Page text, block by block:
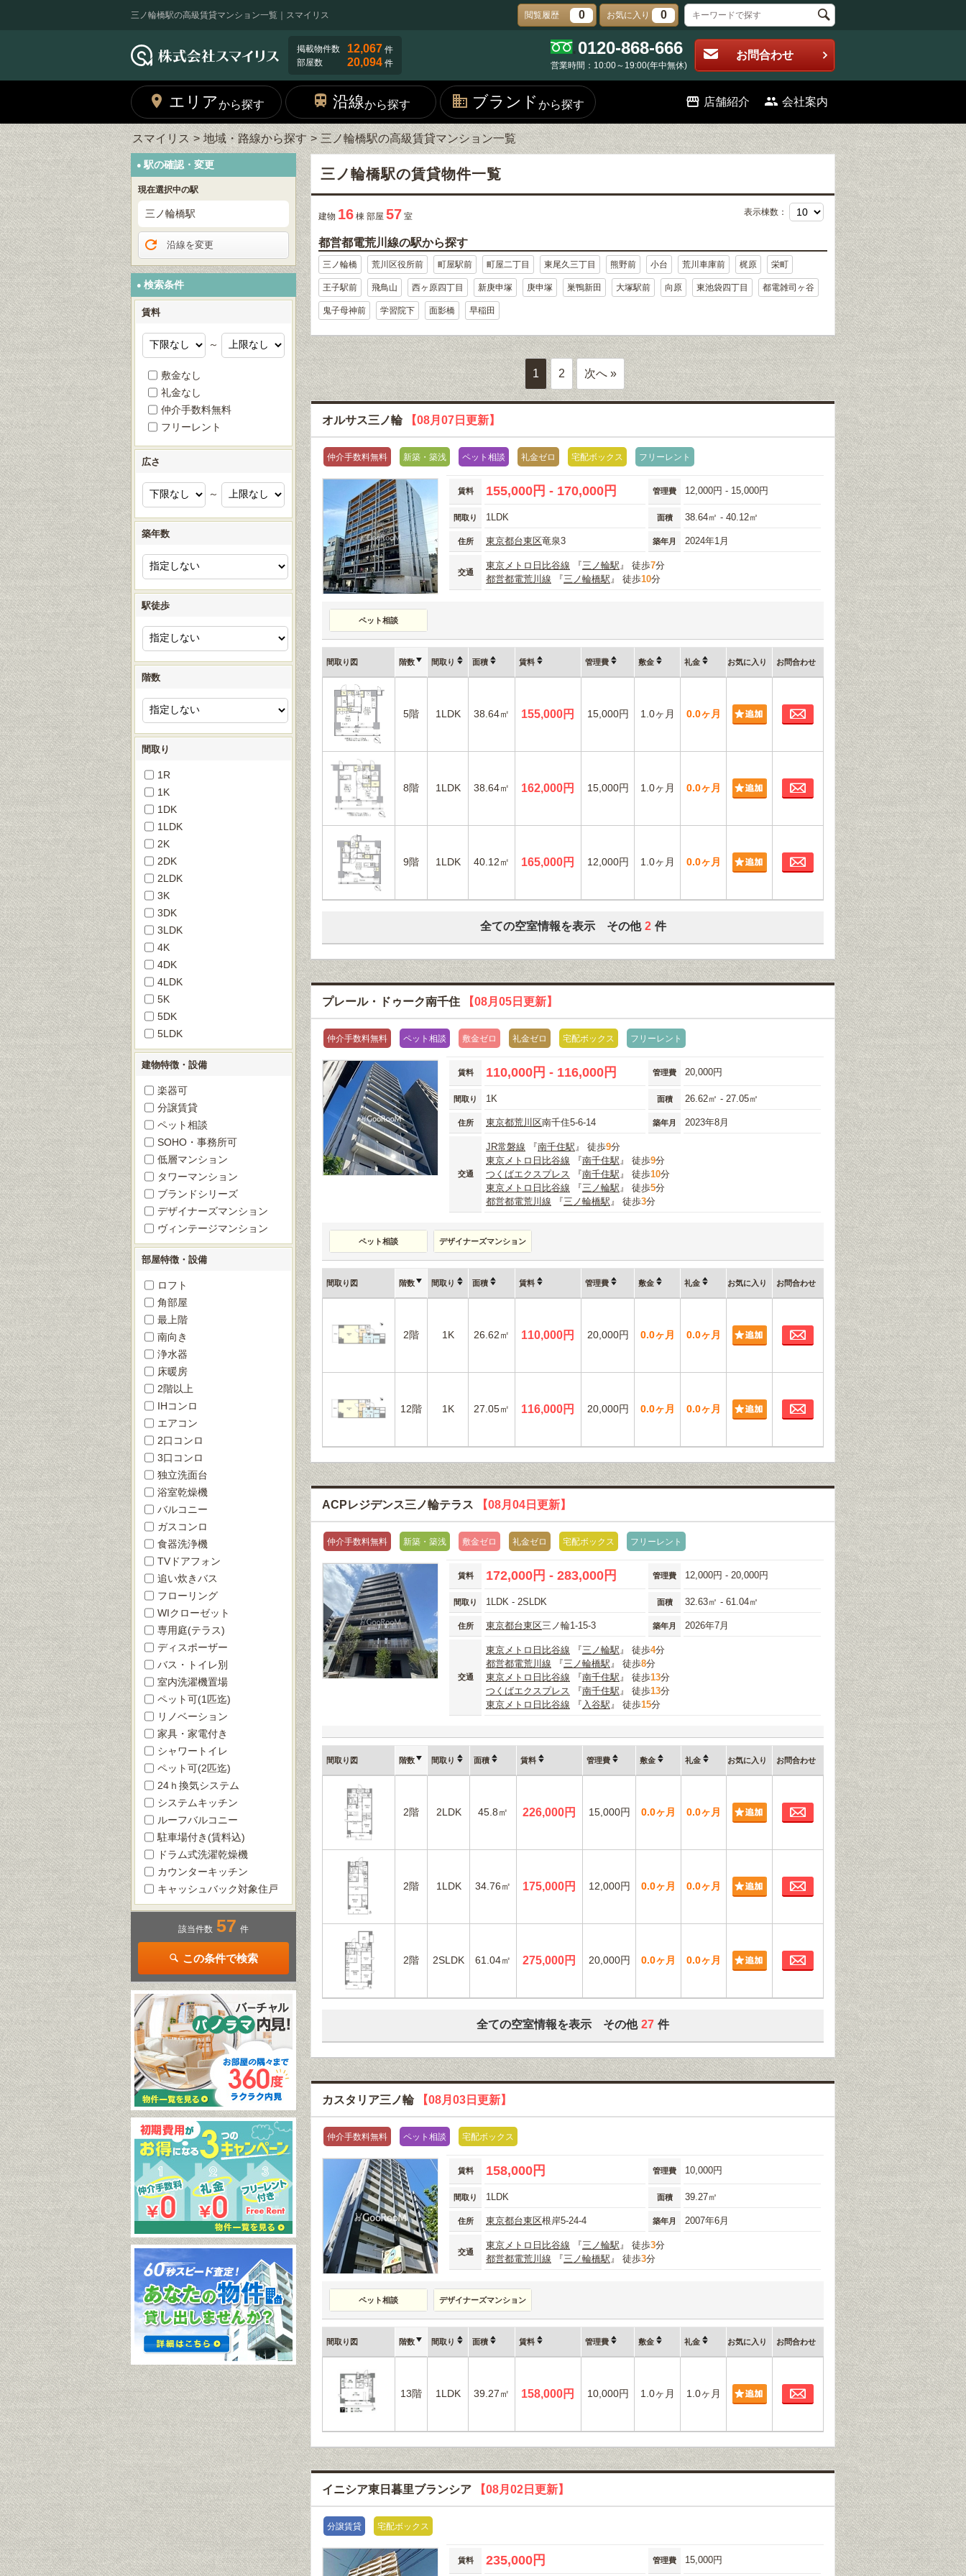
三ノ輪橋駅の高級賃貸マンション一覧｜スマイリス 閲覧履歴 0 お気に入り 0
掲載物件数 12,067 件
部屋数
20,094 件
0120-868-666
営業時間：10:00～19:00(年中無休)
お問合わせ
エリアから探す 沿線から探す ブランド から探す 店舗紹介 会社案内
スマイリス 地域・路線から探す 三ノ輪橋駅の高級賃貸マンション一覧
三ノ輪橋駅の賃貸物件一覧
建物 16 棟 部屋 57 室
都営都電荒川線の駅から探す
三ノ輪橋 荒川区役所前 町屋駅前 町屋二丁目 東尾久三丁目 熊野前 小台 荒川車庫前 梶原 栄町
王子駅前 飛鳥山 西ヶ原四丁目 新庚申塚 庚申塚 巣鴨新田 大塚駅前 向原 東池袋四丁目 都電雑司ヶ谷
鬼子母神前 学習院下 面影橋 早稲田
表示棟数：
1 2 次へ »
オルサス三ノ輪 【08月07日更新】
仲介手数料無料 新築・築浅 ペット相談 礼金ゼロ 宅配ボックス フリーレント
賃料 155,000円 - 170,000円 管理費 12,000円 - 15,000円
間取り 1LDK 面積 38.64㎡ - 40.12㎡
住所 東京都台東区竜泉3 築年月 2024年1月
交通
東京メトロ日比谷線 『三ノ輪駅 』 徒歩7分
都営都電荒川線 『三ノ輪橋駅 』 徒歩10分
ペット相談
間取り図 階数 間取り 面積 賃料 管理費 敷金 礼金 お気に入り お問合わせ
5階 1LDK 38.64㎡ 155,000円 15,000円 1.0ヶ月 0.0ヶ月 お問合わせ
8階 1LDK 38.64㎡ 162,000円 15,000円 1.0ヶ月 0.0ヶ月 お問合わせ
9階 1LDK 40.12㎡ 165,000円 12,000円 1.0ヶ月 0.0ヶ月 お問合わせ
全ての空室情報を表示 その他 2 件
プレール・ドゥーク南千住 【08月05日更新】
仲介手数料無料 ペット相談 敷金ゼロ 礼金ゼロ 宅配ボックス フリーレント
賃料 110,000円 - 116,000円 管理費 20,000円
間取り 1K 面積 26.62㎡ - 27.05㎡
住所 東京都荒川区南千住5-6-14 築年月 2023年8月
交通
JR常磐線 『南千住駅 』 徒歩9分
東京メトロ日比谷線 『南千住駅 』 徒歩9分
つくばエクスプレス
『南千住駅 』 徒歩10分
東京メトロ日比谷線 『三ノ輪駅 』 徒歩5分
都営都電荒川線 『三ノ輪橋駅 』 徒歩3分
ペット相談 デザイナーズマンション
間取り図 階数 間取り 面積 賃料 管理費 敷金 礼金 お気に入り お問合わせ
2階 1K 26.62㎡ 110,000円 20,000円 0.0ヶ月 0.0ヶ月 お問合わせ
12階 1K 27.05㎡ 116,000円 20,000円 0.0ヶ月 0.0ヶ月 お問合わせ
ACPレジデンス三ノ輪テラス 【08月04日更新】
仲介手数料無料 新築・築浅 敷金ゼロ 礼金ゼロ 宅配ボックス フリーレント
賃料 172,000円 - 283,000円 管理費 12,000円 - 20,000円
間取り 1LDK - 2SLDK 面積 32.63㎡ - 61.04㎡
住所 東京都台東区三ノ輪1-15-3 築年月 2026年7月
交通
東京メトロ日比谷線 『三ノ輪駅 』 徒歩4分
都営都電荒川線 『三ノ輪橋駅 』 徒歩8分
東京メトロ日比谷線 『南千住駅 』 徒歩13分
つくばエクスプレス
『南千住駅 』 徒歩13分
東京メトロ日比谷線 『 入谷駅 』 徒歩15分
間取り図 階数 間取り 面積 賃料 管理費 敷金 礼金 お気に入り お問合わせ
2階 2LDK 45.8㎡ 226,000円 15,000円 0.0ヶ月 0.0ヶ月 お問合わせ
2階 1LDK 34.76㎡ 175,000円 12,000円 0.0ヶ月 0.0ヶ月 お問合わせ
2階 2SLDK 61.04㎡ 275,000円 20,000円 0.0ヶ月 0.0ヶ月 お問合わせ
全ての空室情報を表示 その他 27 件
カスタリア三ノ輪 【08月03日更新】
仲介手数料無料 ペット相談 宅配ボックス
賃料 158,000円 管理費 10,000円
間取り 1LDK 面積 39.27㎡
住所 東京都台東区根岸5-24-4 築年月 2007年6月
交通
東京メトロ日比谷線 『三ノ輪駅 』 徒歩3分
都営都電荒川線 『三ノ輪橋駅 』 徒歩3分
ペット相談 デザイナーズマンション
間取り図 階数 間取り 面積 賃料 管理費 敷金 礼金 お気に入り お問合わせ
13階 1LDK 39.27㎡ 158,000円 10,000円 1.0ヶ月 1.0ヶ月 お問合わせ
イニシア東日暮里ブランシア 【08月02日更新】
分譲賃貸 宅配ボックス
賃料 235,000円 管理費 15,000円
駅の確認・変更
現在選択中の駅
三ノ輪橋駅
沿線を変更
検索条件
賃料
～
敷金なし
礼金なし
仲介手数料無料
フリーレント
広さ
～
築年数
駅徒歩
階数
間取り
1R
1K
1DK
1LDK
2K
2DK
2LDK
3K
3DK
3LDK
4K
4DK
4LDK
5K
5DK
5LDK
建物特徴・設備
楽器可
分譲賃貸
ペット相談
SOHO・事務所可
低層マンション
タワーマンション
ブランドシリーズ
デザイナーズマンション
ヴィンテージマンション
部屋特徴・設備
ロフト
角部屋
最上階
南向き
浄水器
床暖房
2階以上
IHコンロ
エアコン
2口コンロ
3口コンロ
独立洗面台
浴室乾燥機
バルコニー
ガスコンロ
食器洗浄機
TVドアフォン
追い炊きバス
フローリング
WIクローゼット
専用庭(テラス)
ディスポーザー
バス・トイレ別
室内洗濯機置場
ペット可(1匹迄)
リノベーション
家具・家電付き
シャワートイレ
ペット可(2匹迄)
24ｈ換気システム
システムキッチン
ルーフバルコニー
駐車場付き(賃料込)
ドラム式洗濯乾燥機
カウンターキッチン
キャッシュバック対象住戸
該当件数 57 件
この条件で検索